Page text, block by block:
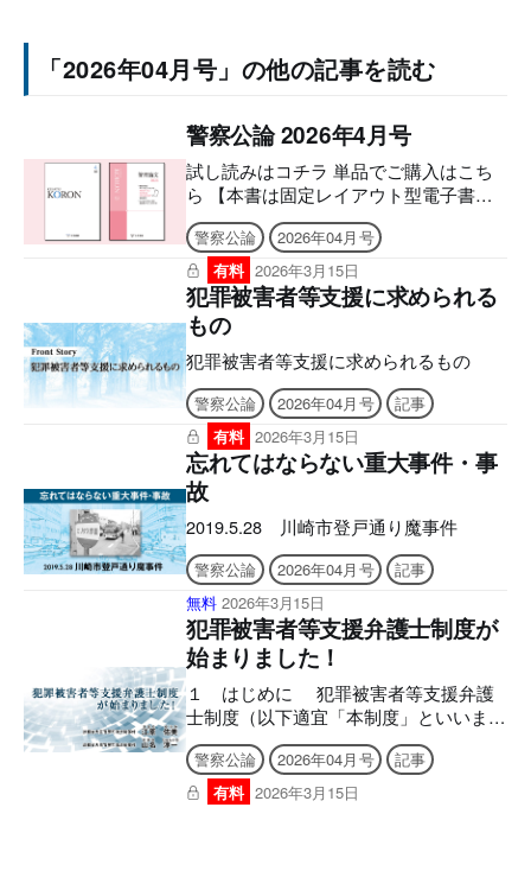
「2026年04月号」の他の記事を読む
警察公論 2026年4月号
試し読みはコチラ 単品でご購入はこち
ら 【本書は固定レイアウト型電子書籍
のため、7インチ以上の端末でのご利用
を推奨しております。文字のハイライ
ト・検索・辞書・コピー・引用・音声読
み上げなどの機能はご利用いただけませ
ん。ご購入前に、無料サンプル等をお使
いの端末でご確認のうえ、ご購入くださ
い。】 ■電子版のシリアルナンバーの発
行について アプリへの問題のダウンロ
ードには購読者特典のシリアルナンバー
が必要になります。 ご購入後、誌面に
記載の案内をご確認の上、シリアルナン
バー発行のご申請をお願いいたします。
後日、立花書房よりメールでお送りいた
します。 ［シリアルナンバー有効期
限］ アプリ「KEISATSU KORON
PASSPORT」2027年3月9日 まで 警察公
論電子版「KEISATSU KORON図書館」
2026年4月24日 まで ■2026年4月号電子
版の付録について 電子版後半に付録の
誌面を収録しており現物は付属いたしま
せんので、あらかじめご了承ください。
【目次】 アプリとWEBサイトの使い方
犯罪被害者等支
警察公論
2026年04月号
有料 2026年3月15日
犯罪被害者等支援に求められる
もの
犯罪被害者等支援に求められるもの
警察公論 2026年04月号
記事
有料 2026年3月15日
忘れてはならない重大事件・事
故
2019.5.28 川崎市登戸通り魔事件
警察公論 2026年04月号
記事
無料 2026年3月15日
犯罪被害者等支援弁護士制度が
始まりました！
１ はじめに 犯罪被害者等支援弁護
士制度（以下適宜「本制度」といいま
す。）は、犯罪被害者やその御家族が精
神的・身体的被害により、刑事手続への
適切な関与や被害の回復・軽減のための
法的対応等を自ら行えず、経済的困窮か
警察公論 2026年04月号
記事
有料 2026年3月15日